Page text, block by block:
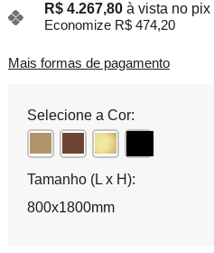
R$ 4.267,80 à vista no pix
Economize R$ 474,20
Mais formas de pagamento
Selecione a Cor:
Tamanho (L x H):
800x1800mm